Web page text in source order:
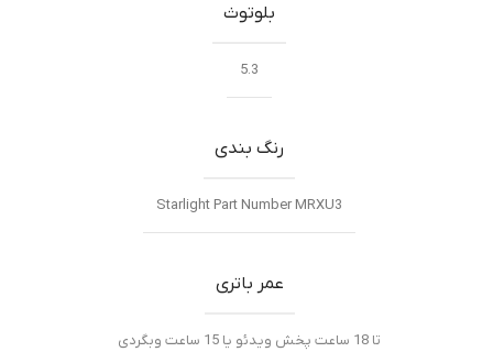
بلوتوث
5.3
رنگ بندی
Starlight Part Number MRXU3
عمر باتری
تا 18 ساعت پخش ویدئو یا 15 ساعت وبگردی